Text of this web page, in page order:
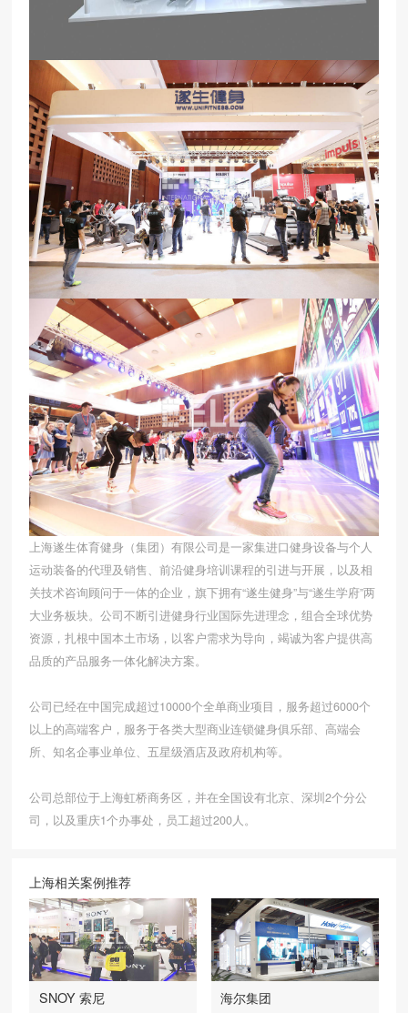
上海遂生体育健身（集团）有限公司是一家集进口健身设备与个人
运动装备的代理及销售、前沿健身培训课程的引进与开展，以及相
关技术咨询顾问于一体的企业，旗下拥有“遂生健身”与“遂生学府”两
大业务板块。公司不断引进健身行业国际先进理念，组合全球优势
资源，扎根中国本土市场，以客户需求为导向，竭诚为客户提供高
品质的产品服务一体化解决方案。
公司已经在中国完成超过10000个全单商业项目，服务超过6000个
以上的高端客户，服务于各类大型商业连锁健身俱乐部、高端会
所、知名企事业单位、五星级酒店及政府机构等。
公司总部位于上海虹桥商务区，并在全国设有北京、深圳2个分公
司，以及重庆1个办事处，员工超过200人。
上海相关案例推荐
SNOY 索尼 海尔集团